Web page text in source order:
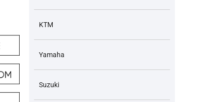
KTM
Yamaha
Suzuki